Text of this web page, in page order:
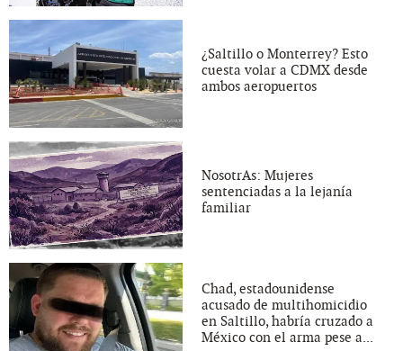
¿Saltillo o Monterrey? Esto
cuesta volar a CDMX desde
ambos aeropuertos
NosotrAs: Mujeres
sentenciadas a la lejanía
familiar
Chad, estadounidense
acusado de multihomicidio
en Saltillo, habría cruzado a
México con el arma pese a...